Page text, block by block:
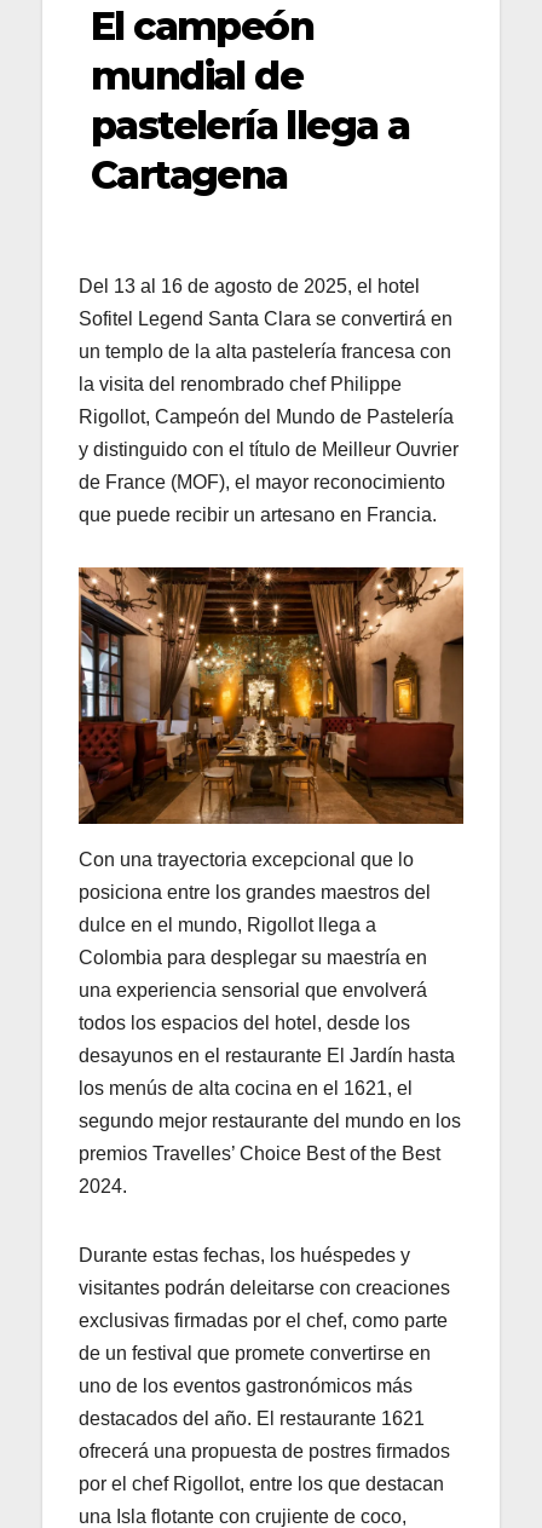
El campeón
mundial de
pastelería llega a
Cartagena
Del 13 al 16 de agosto de 2025, el hotel
Sofitel Legend Santa Clara se convertirá en
un templo de la alta pastelería francesa con
la visita del renombrado chef Philippe
Rigollot, Campeón del Mundo de Pastelería
y distinguido con el título de Meilleur Ouvrier
de France (MOF), el mayor reconocimiento
que puede recibir un artesano en Francia.
Con una trayectoria excepcional que lo
posiciona entre los grandes maestros del
dulce en el mundo, Rigollot llega a
Colombia para desplegar su maestría en
una experiencia sensorial que envolverá
todos los espacios del hotel, desde los
desayunos en el restaurante El Jardín hasta
los menús de alta cocina en el 1621, el
segundo mejor restaurante del mundo en los
premios Travelles’ Choice Best of the Best
2024.
Durante estas fechas, los huéspedes y
visitantes podrán deleitarse con creaciones
exclusivas firmadas por el chef, como parte
de un festival que promete convertirse en
uno de los eventos gastronómicos más
destacados del año. El restaurante 1621
ofrecerá una propuesta de postres firmados
por el chef Rigollot, entre los que destacan
una Isla flotante con crujiente de coco,